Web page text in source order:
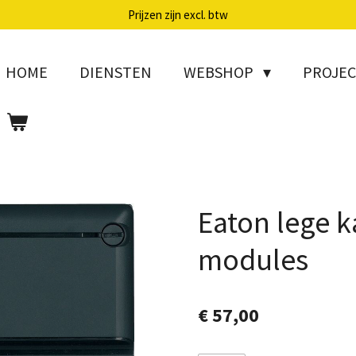
Prijzen zijn excl. btw
HOME DIENSTEN WEBSHOP
Eaton lege
modules
€ 57,00